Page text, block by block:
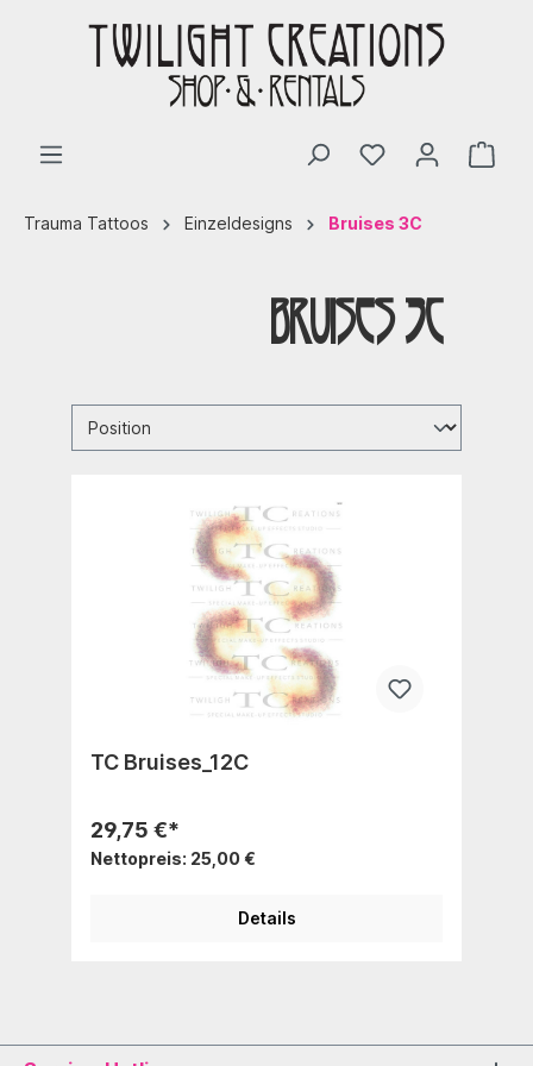
Trauma Tattoos Einzeldesigns Bruises 3C
Bruises 3C
TC Bruises_12C
29,75 €*
Nettopreis: 25,00 €
Details